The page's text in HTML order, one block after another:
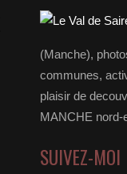
(Manche),
communes,
plaisir de
MANCHE nord-
SUIVEZ-MOI